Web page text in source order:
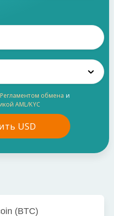
Регламентом обмена и
AML/KYC
USD
(BTC)